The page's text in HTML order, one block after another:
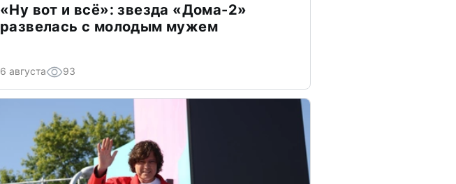
«Ну вот и всё»: звезда «Дома-2»
развелась с молодым мужем
6 августа 93